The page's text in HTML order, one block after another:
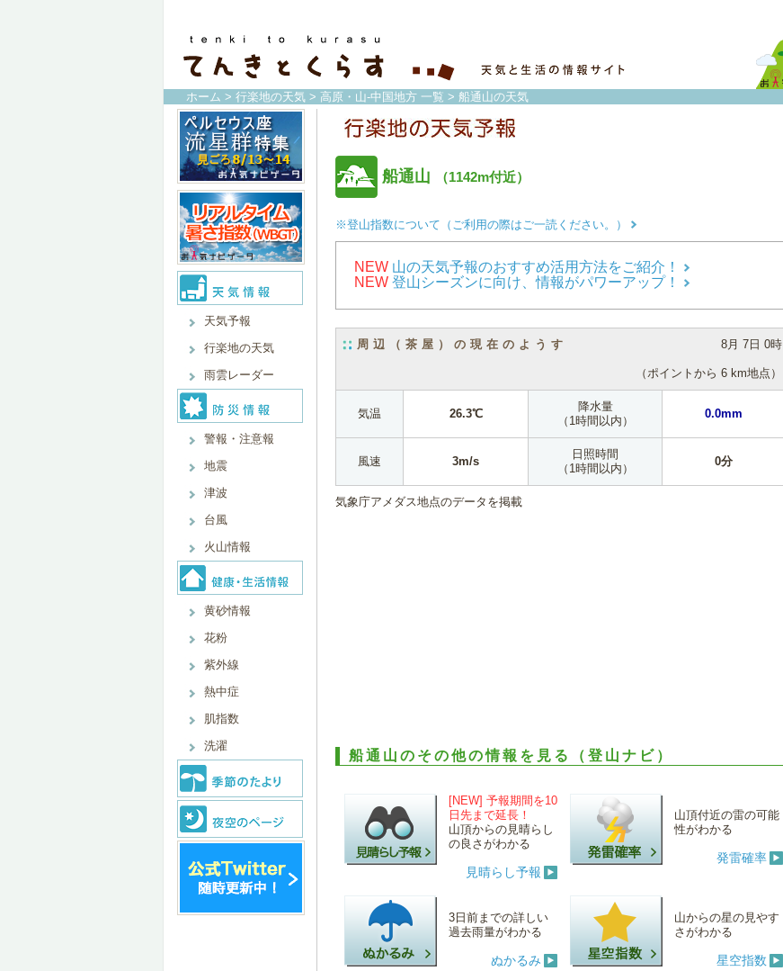
ホーム > 行楽地の天気 > 高原・山-中国地方 一覧 > 船通山の天気
天気予報
行楽地の天気
雨雲レーダー
警報・注意報
地震
津波
台風
火山情報
黄砂情報
花粉
紫外線
熱中症
肌指数
洗濯
船通山 （1142m付近）
※登山指数について（ご利用の際はご一読ください。）
NEW 山の天気予報のおすすめ活用方法をご紹介！
NEW 登山シーズンに向け、情報がパワーアップ！
周辺（茶屋）の現在のようす 8月 7日 0時
（ポイントから 6 km地点）
気温 26.3℃
降水量
（1時間以内）
0.0mm
風速 3m/s
日照時間
（1時間以内）
0分
気象庁アメダス地点のデータを掲載
船通山のその他の情報を見る（登山ナビ）
[NEW] 予報期間を10
日先まで延長！
山頂からの見晴らし
の良さがわかる
見晴らし予報
山頂付近の雷の可能
性がわかる
発雷確率
3日前までの詳しい
過去雨量がわかる
ぬかるみ
山からの星の見やす
さがわかる
星空指数